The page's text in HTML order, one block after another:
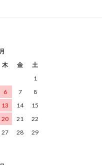
木 金
土
1
6 7
8
13 14
15
20 21
22
27 28
29